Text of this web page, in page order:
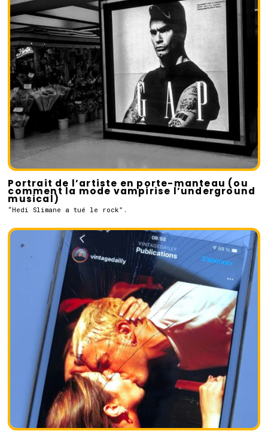
Portrait de l’artiste en porte-manteau (ou
comment la mode vampirise l’underground
musical)
“Hedi Slimane a tué le rock”.